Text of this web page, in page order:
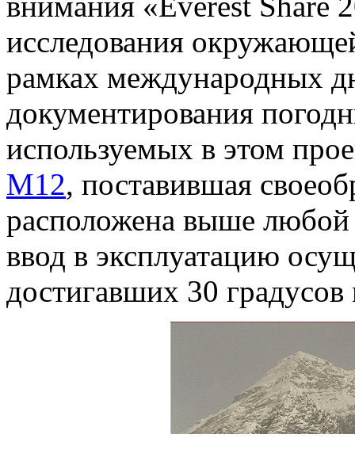
исследования
рамках международных
документирования
используемых в этом
M12, поставившая
расположена выше любой
ввод в эксплуатацию
достигавших 30 градусов